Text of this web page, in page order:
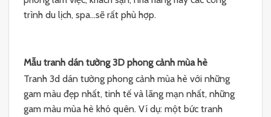
trình du lịch, spa…sẽ rất phù hợp.
Mẫu tranh dán tường 3D phong cảnh mùa hè
Tranh 3d dán tường phong cảnh mùa hè với những
gam màu đẹp nhất, tinh tế và lãng mạn nhất, những
gam màu mùa hè khó quên. Ví dụ: một bức tranh